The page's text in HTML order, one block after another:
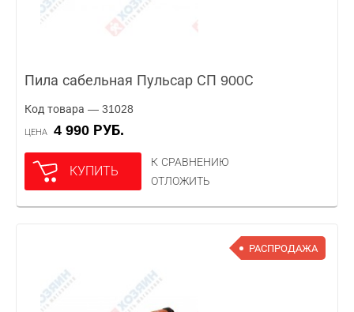
Пила сабельная Пульсар СП 900С
Код товара — 31028
ЦЕНА 4 990 РУБ.
КУПИТЬ
К СРАВНЕНИЮ
ОТЛОЖИТЬ
РАСПРОДАЖА